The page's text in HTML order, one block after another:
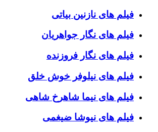
فیلم های نازنین بیاتی
فیلم های نگار جواهریان
فیلم های نگار فروزنده
فیلم های نیلوفر خوش خلق
فیلم های نیما شاهرخ شاهی
فیلم های نیوشا ضیغمی